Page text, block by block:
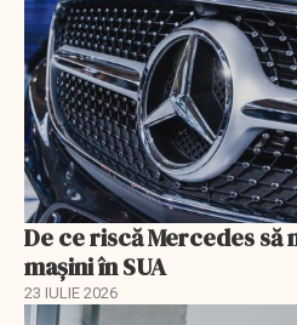
De ce riscă Mercedes să
mașini în SUA
23 IULIE 2026